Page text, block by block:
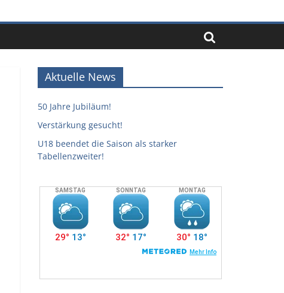
Aktuelle News
50 Jahre Jubiläum!
Verstärkung gesucht!
U18 beendet die Saison als starker
Tabellenzweiter!